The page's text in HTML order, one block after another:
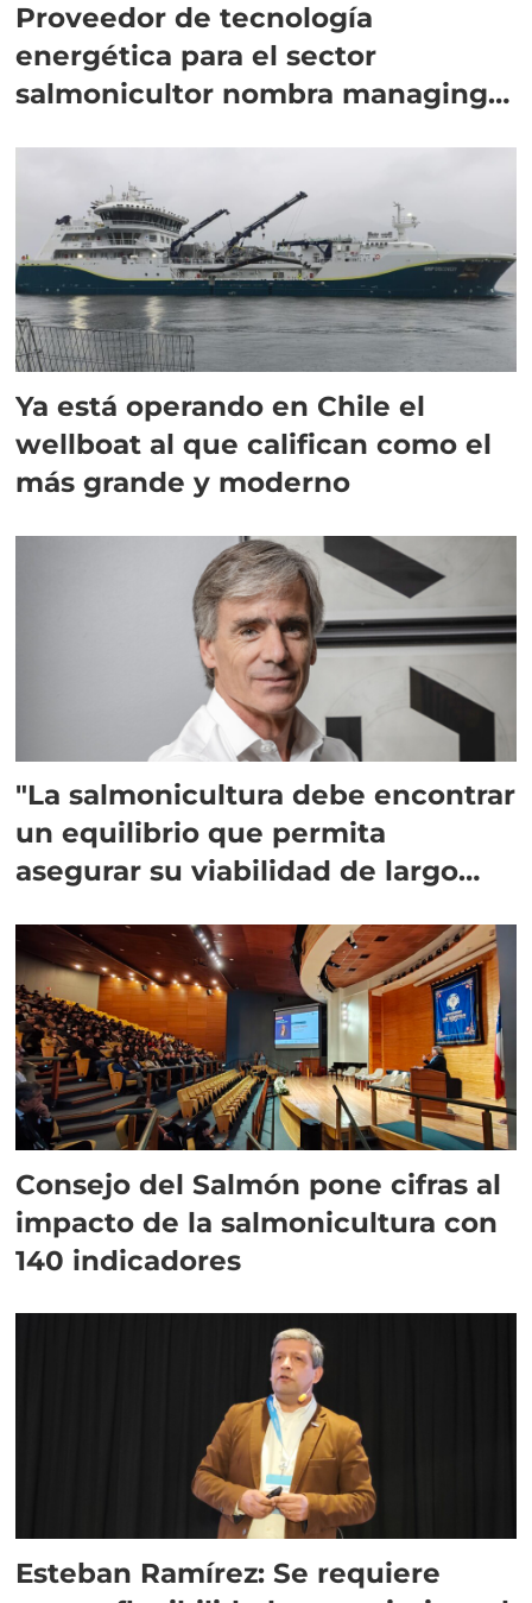
Proveedor de tecnología
energética para el sector
salmonicultor nombra managing
Ya está operando en Chile el
wellboat al que califican como el
más grande y moderno
"La salmonicultura debe encontrar
un equilibrio que permita
asegurar su viabilidad de largo
Consejo del Salmón pone cifras al
impacto de la salmonicultura con
140 indicadores
Esteban Ramírez: Se requiere